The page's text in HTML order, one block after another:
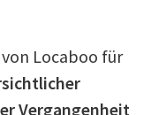
Locaboo für
Vergangenheit